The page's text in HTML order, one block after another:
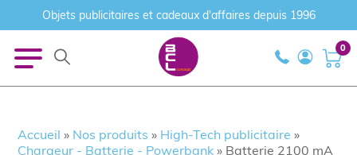
Objets publicitaires et cadeaux d'affaires depuis 1996
0
Accueil » Nos produits » High-Tech publicitaire »
Chargeur - Batterie - Powerbank » Batterie 2100 mA